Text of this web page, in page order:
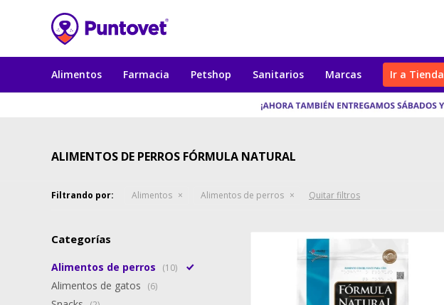
Alimentos Farmacia Petshop Sanitarios Marcas Ir a Tienda
ALIMENTOS DE PERROS FÓRMULA NATURAL
Filtrando por: Alimentos Alimentos de perros Quitar filtros
Categorías
Alimentos de perros (10)
Alimentos de gatos (6)